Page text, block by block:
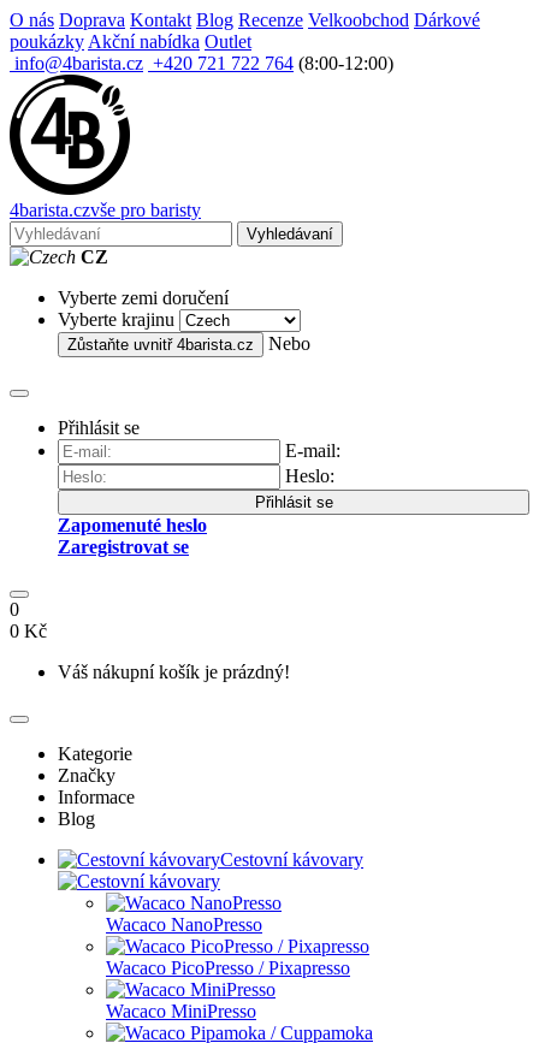
O nás Doprava Kontakt Blog Recenze Velkoobchod Dárkové
poukázky Akční nabídka Outlet
info@4barista.cz +420 721 722 764 (8:00-12:00)
4barista.czvše pro baristy
Vyhledávaní
CZ
Vyberte zemi doručení
Vyberte krajinu
Zůstaňte uvnitř 4barista.cz Nebo
Přihlásit se
E-mail:
Heslo:
Přihlásit se
Zapomenuté heslo
Zaregistrovat se
0
0 Kč
Váš nákupní košík je prázdný!
Kategorie
Značky
Informace
Blog
Cestovní kávovary
Wacaco NanoPresso
Wacaco PicoPresso / Pixapresso
Wacaco MiniPresso